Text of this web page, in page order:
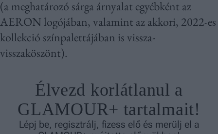
(a meghatározó sárga árnyalat egyébként az
AERON logójában, valamint az akkori, 2022-es
kollekció színpalettájában is vissza-
visszaköszönt).